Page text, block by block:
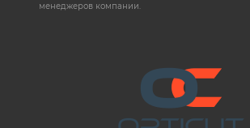
менеджеров компании.